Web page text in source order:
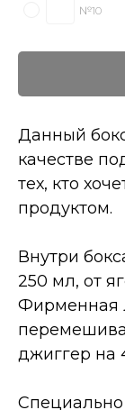
№10
Данный
качестве
тех, кто
продуктом.
Внутри
250 мл, от
Фирменная
джиггер на